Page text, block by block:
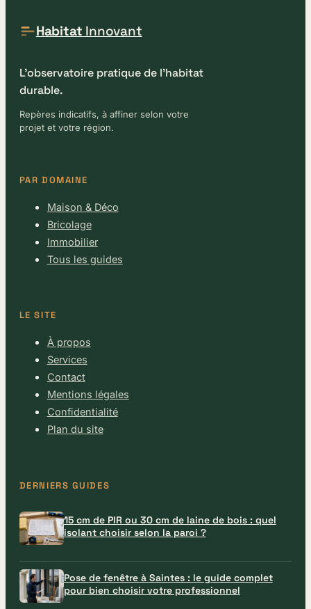
Habitat Innovant
L'observatoire pratique de l'habitat
durable.
Repères indicatifs, à affiner selon votre
projet et votre région.
PAR DOMAINE
Maison & Déco
Bricolage
Immobilier
Tous les guides
LE SITE
À propos
Services
Contact
Mentions légales
Confidentialité
Plan du site
DERNIERS GUIDES
15 cm de PIR ou 30 cm de laine de bois : quel
isolant choisir selon la paroi ?
Pose de fenêtre à Saintes : le guide complet
pour bien choisir votre professionnel